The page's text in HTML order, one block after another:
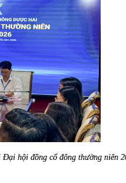
hội đồng cổ đông thường niên